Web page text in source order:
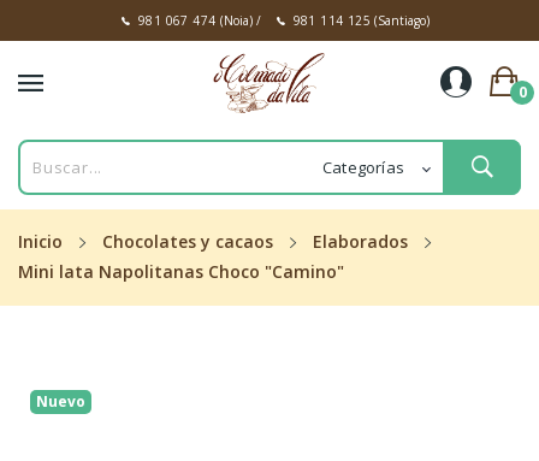
981 067 474 (Noia)/ 981 114 125 (Santiago)
0
Inicio Chocolates y cacaos
Elaborados
Mini lata Napolitanas Choco "Camino"
Nuevo